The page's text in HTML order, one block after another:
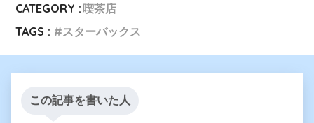
CATEGORY :喫茶店
TAGS :
スターバックス
この記事を書いた人